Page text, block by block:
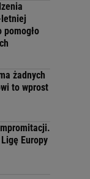
pomogło
żadnych
to wprost
Europy